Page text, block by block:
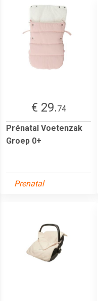
€ 29.74
Prénatal Voetenzak
Groep 0+
Prenatal